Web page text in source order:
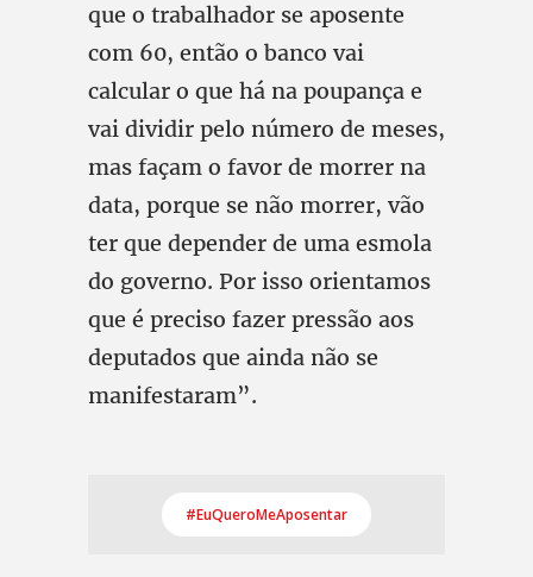
que o trabalhador se aposente
com 60, então o banco vai
calcular o que há na poupança e
vai dividir pelo número de meses,
mas façam o favor de morrer na
data, porque se não morrer, vão
ter que depender de uma esmola
do governo. Por isso orientamos
que é preciso fazer pressão aos
deputados que ainda não se
manifestaram”.
#EuQueroMeAposentar